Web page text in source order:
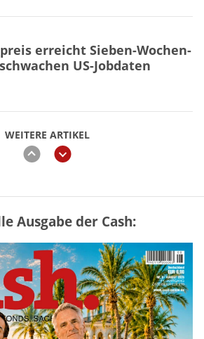
WEITERE ARTIKEL
zurückweiter
erreicht Sieben-Wochen-
US-Jobdaten
Zutritt: Wann Mieter
öffnen müssen
erreicht Sieben-Wochen-
US-Jobdaten
Ausgabe der Cash: